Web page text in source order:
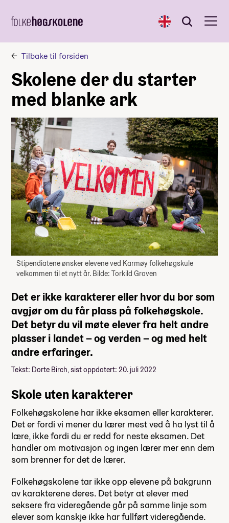
English Søk
Søk
Tilbake til forsiden
Skolene der du starter
med blanke ark
Stipendiatene ønsker elevene ved Karmøy folkehøgskule
velkommen til et nytt år. Bilde: Torkild Groven
Det er ikke karakterer eller hvor du bor som
avgjør om du får plass på folkehøgskole.
Det betyr du vil møte elever fra helt andre
plasser i landet – og verden – og med helt
andre erfaringer.
Tekst: Dorte Birch, sist oppdatert: 20. juli 2022
Skole uten karakterer
Folkehøgskolene har ikke eksamen eller karakterer.
Det er fordi vi mener du lærer mest ved å ha lyst til å
lære, ikke fordi du er redd for neste eksamen. Det
handler om motivasjon og ingen lærer mer enn dem
som brenner for det de lærer.
Folkehøgskolene tar ikke opp elevene på bakgrunn
av karakterene deres. Det betyr at elever med
seksere fra videregående går på samme linje som
elever som kanskje ikke har fullført videregående.